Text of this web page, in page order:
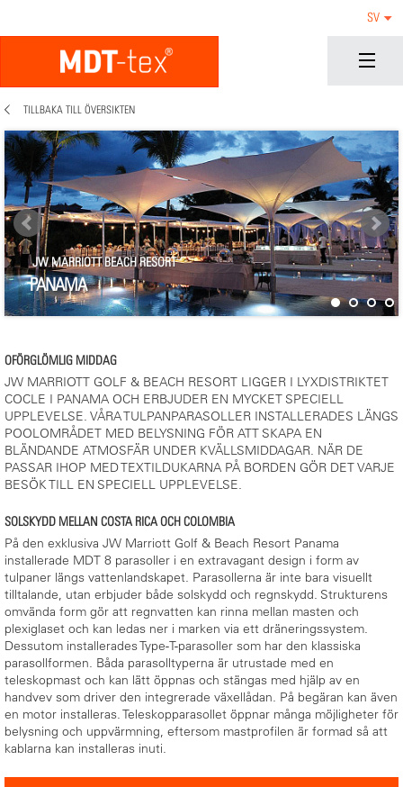
SV
TILLBAKA TILL ÖVERSIKTEN
JW MARRIOTT BEACH RESORT
PANAMA
OFÖRGLÖMLIG MIDDAG
JW MARRIOTT GOLF & BEACH RESORT LIGGER I LYXDISTRIKTET
COCLE I PANAMA OCH ERBJUDER EN MYCKET SPECIELL
UPPLEVELSE. VÅRA TULPANPARASOLLER INSTALLERADES LÄNGS
POOLOMRÅDET MED BELYSNING FÖR ATT SKAPA EN
BLÄNDANDE ATMOSFÄR UNDER KVÄLLSMIDDAGAR. NÄR DE
PASSAR IHOP MED TEXTILDUKARNA PÅ BORDEN GÖR DET VARJE
BESÖK TILL EN SPECIELL UPPLEVELSE.
SOLSKYDD MELLAN COSTA RICA OCH COLOMBIA
På den exklusiva JW Marriott Golf & Beach Resort Panama
installerade MDT 8 parasoller i en extravagant design i form av
tulpaner längs vattenlandskapet. Parasollerna är inte bara visuellt
tilltalande, utan erbjuder både solskydd och regnskydd. Strukturens
omvända form gör att regnvatten kan rinna mellan masten och
plexiglaset och kan ledas ner i marken via ett dräneringssystem.
Dessutom installerades Type-T-parasoller som har den klassiska
parasollformen. Båda parasolltyperna är utrustade med en
teleskopmast och kan lätt öppnas och stängas med hjälp av en
handvev som driver den integrerade växellådan. På begäran kan även
en motor installeras. Teleskopparasollet öppnar många möjligheter för
belysning och uppvärmning, eftersom mastprofilen är formad så att
kablarna kan installeras inuti.